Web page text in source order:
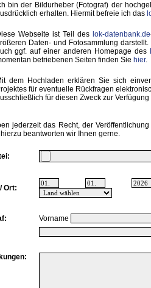
bin der Bildurheber (Fotograf) der
erhalten. Hiermit befreie ich das
Webseite ist Teil des lok-datenbank.de
Daten- und Fotosammlung
ggf. auf einer anderen Homepage des
betriebenen Seiten finden Sie hier.
dem Hochladen erklären Sie sich
für eventuelle Rückfragen
für diesen Zweck zur
jederzeit das Recht, der
beantworten wir Ihnen gerne.
Ort:
Vorname